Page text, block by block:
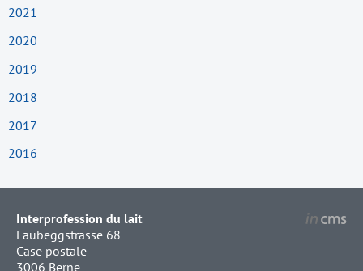
2021
2020
2019
2018
2017
2016
Interprofession du lait
Laubeggstrasse 68
Case postale
3006 Berne